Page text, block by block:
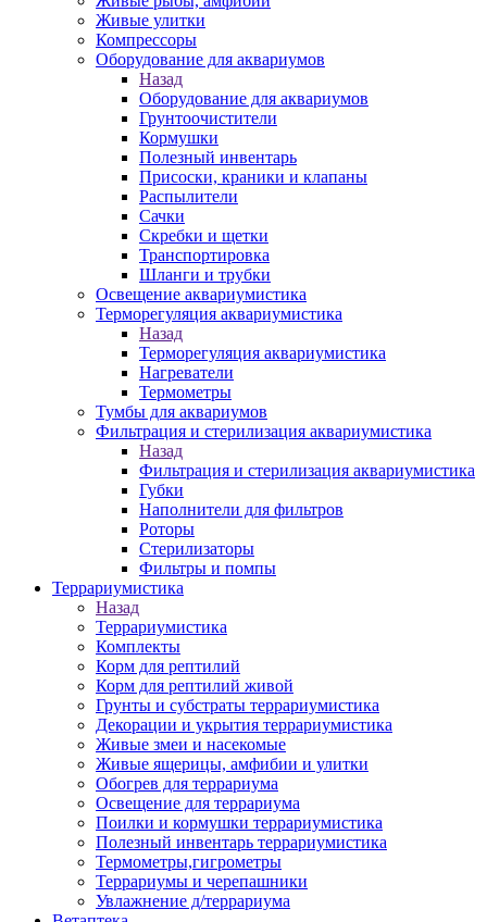
Живые улитки
Компрессоры
Оборудование для аквариумов
Назад
Оборудование для аквариумов
Грунтоочистители
Кормушки
Полезный инвентарь
Присоски, краники и клапаны
Распылители
Сачки
Скребки и щетки
Транспортировка
Шланги и трубки
Освещение аквариумистика
Терморегуляция аквариумистика
Назад
Терморегуляция аквариумистика
Нагреватели
Термометры
Тумбы для аквариумов
Фильтрация и стерилизация аквариумистика
Назад
Фильтрация и стерилизация аквариумистика
Губки
Наполнители для фильтров
Роторы
Стерилизаторы
Фильтры и помпы
Террариумистика
Назад
Террариумистика
Комплекты
Корм для рептилий
Корм для рептилий живой
Грунты и субстраты террариумистика
Декорации и укрытия террариумистика
Живые змеи и насекомые
Живые ящерицы, амфибии и улитки
Обогрев для террариума
Освещение для террариума
Поилки и кормушки террариумистика
Полезный инвентарь террариумистика
Термометры,гигрометры
Террариумы и черепашники
Увлажнение д/террариума